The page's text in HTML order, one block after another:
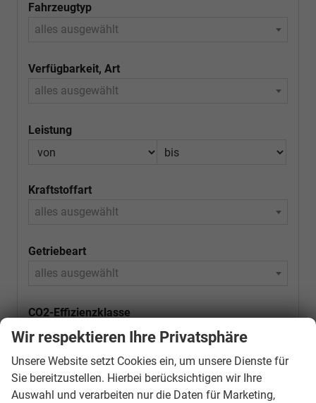
Fahrzeugtyp
alles ausgewählt
Verfügbarkeit, Art
alles ausgewählt
Leistung
Kraftstoffart
alles ausgewählt
Getriebeart
alles ausgewählt
CO2-Effizienzklasse
alles ausgewählt
Preis
Wir respektieren Ihre Privatsphäre
Unsere Website setzt Cookies ein, um unsere Dienste für
Sie bereitzustellen. Hierbei berücksichtigen wir Ihre
Auswahl und verarbeiten nur die Daten für Marketing,